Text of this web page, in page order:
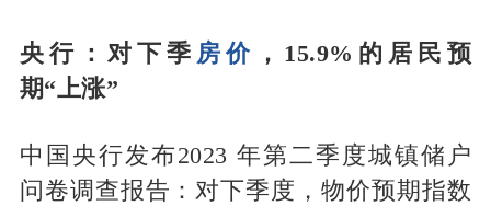
央行：对下季 房价 ，15.9%的居民预
期“上涨”
中国央行发布2023 年第二季度城镇储户
问卷调查报告：对下季度，物价预期指数